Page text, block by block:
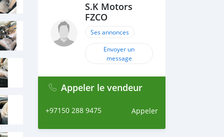
S.K Motors
FZCO
Ses annonces
Envoyer un
message
Appeler le vendeur
+97150 288 9475 Appeler